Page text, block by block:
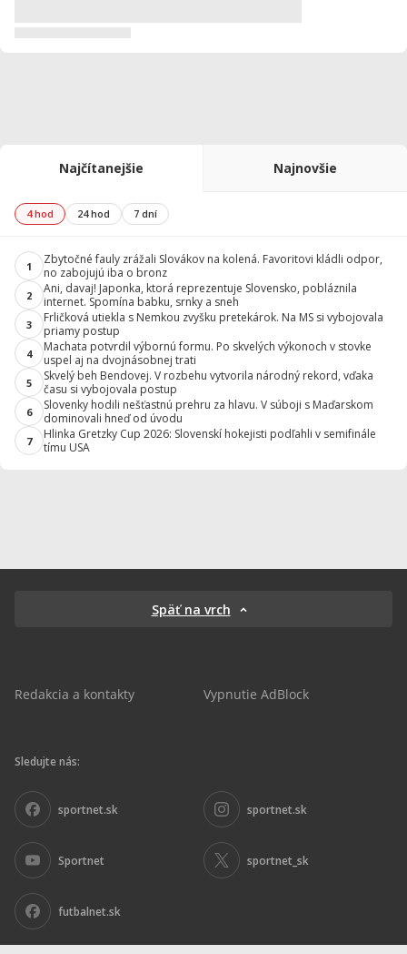
Najčítanejšie Najnovšie
4 hod 24 hod 7 dní
1
Zbytočné fauly zrážali Slovákov na kolená. Favoritovi kládli odpor,
no zabojujú iba o bronz
2
Ani, davaj! Japonka, ktorá reprezentuje Slovensko, pobláznila
internet. Spomína babku, srnky a sneh
3
Frličková utiekla s Nemkou zvyšku pretekárok. Na MS si vybojovala
priamy postup
4
Machata potvrdil výbornú formu. Po skvelých výkonoch v stovke
uspel aj na dvojnásobnej trati
5
Skvelý beh Bendovej. V rozbehu vytvorila národný rekord, vďaka
času si vybojovala postup
6
Slovenky hodili nešťastnú prehru za hlavu. V súboji s Maďarskom
dominovali hneď od úvodu
7
Hlinka Gretzky Cup 2026: Slovenskí hokejisti podľahli v semifinále
tímu USA
Späť na vrch
Redakcia a kontakty Vypnutie AdBlock
Sledujte nás:
sportnet.sk sportnet.sk
Sportnet sportnet_sk
futbalnet.sk